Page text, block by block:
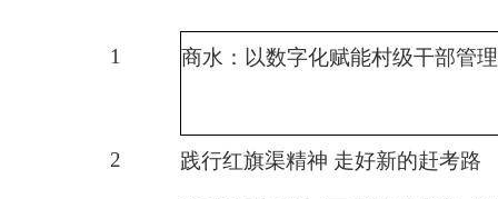
1 商水：以数字化赋能村级干部管
2 践行红旗渠精神 走好新的赶考路